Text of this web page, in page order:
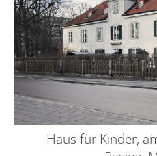
Haus für Kinder,